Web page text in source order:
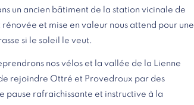
un ancien bâtiment de la station vicinale de
et mise en valeur nous attend pour une
si le soleil le veut.
nos vélos et la vallée de la Lienne
rejoindre Ottré et Provedroux par des
pause rafraichissante et instructive à la